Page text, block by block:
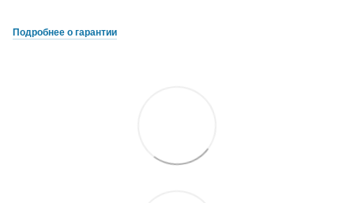
Подробнее о гарантии